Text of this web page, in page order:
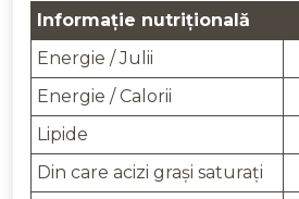
Informație nutrițională
Energie / Julii
Energie / Calorii
Lipide
Din care acizi grași saturați